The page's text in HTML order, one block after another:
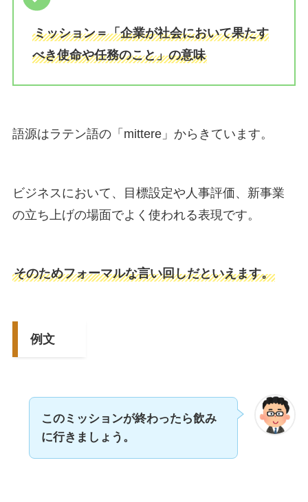
ミッション＝「企業が社会において果たす
べき使命や任務のこと」の意味
語源はラテン語の「mittere」からきています。
ビジネスにおいて、目標設定や人事評価、新事業
の立ち上げの場面でよく使われる表現です。
そのためフォーマルな言い回しだといえます。
例文
このミッションが終わったら飲み
に行きましょう。